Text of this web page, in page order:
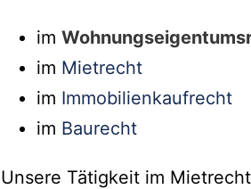
im
im Mietrecht
im Immobilienkaufrecht
im Baurecht
Unsere Tätigkeit im